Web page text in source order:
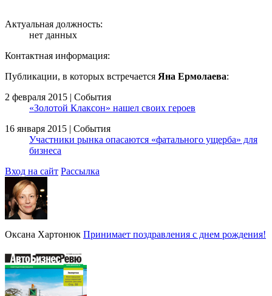
Актуальная должность:
нет данных
Контактная информация:
Публикации, в которых встречается Яна Ермолаева:
2 февраля 2015 | События
«Золотой Клаксон» нашел своих героев
16 января 2015 | События
Участники рынка опасаются «фатального ущерба» для
бизнеса
Вход на сайт Рассылка
Оксана Хартонюк Принимает поздравления с днем рождения!